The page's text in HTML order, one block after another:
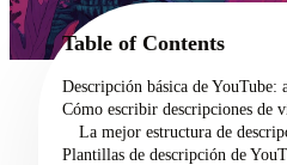
02 Casos de uso
Precios
Acerca de
Table of Contents
Descripción básica de
Cómo escribir descripciones de
La mejor estructura de
Plantillas de descripción de